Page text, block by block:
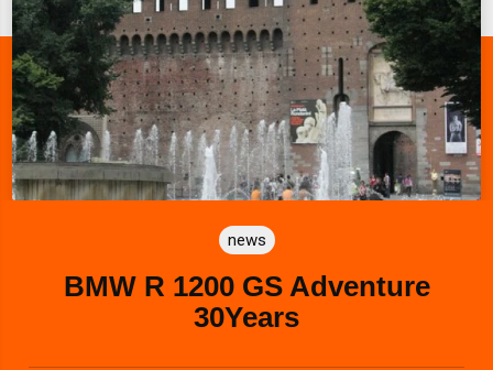
news
BMW R 1200 GS Adventure
30Years